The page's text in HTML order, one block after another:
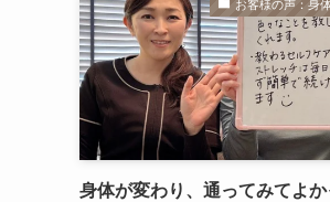
お客様の声：身
身体が変わり、通ってみてよか